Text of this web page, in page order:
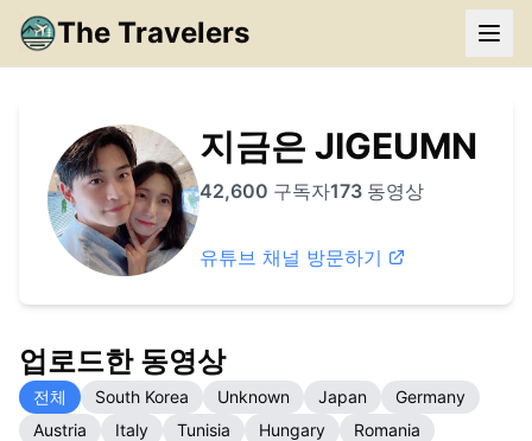
The Travelers
지금은 JIGEUMN
42,600 구독자173 동영상
유튜브 채널 방문하기
업로드한 동영상
전체 South Korea Unknown Japan
Germany
Austria
Italy Tunisia Hungary
Romania